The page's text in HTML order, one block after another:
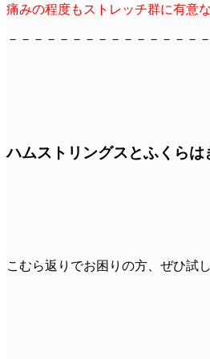
痛みの程度もストレッチ群に有意
－－－－－－－－－－－－－－－
ハムストリングスとふくら
こむら返りでお困りの方、ぜひ試